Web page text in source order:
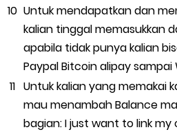
Untuk mendapatkan dan
kalian tinggal memasukkan
apabila tidak punya kalian
Paypal Bitcoin alipay sampai
Untuk kalian yang memakai
mau menambah Balance
bagian: I just want to link